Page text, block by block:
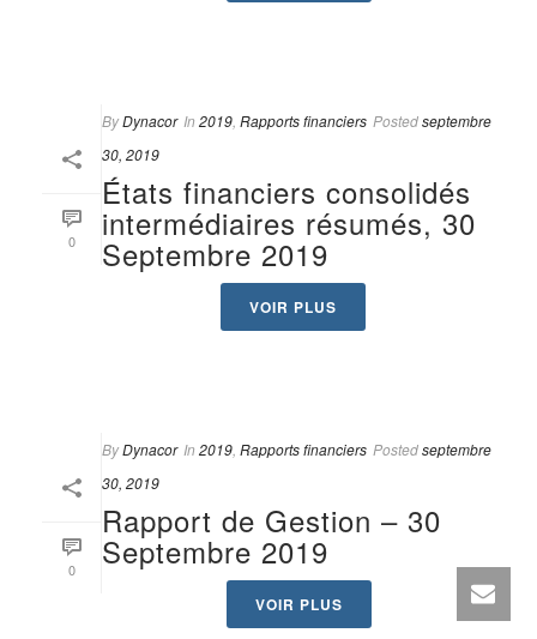
0
ByDynacor In 2019 Rapports financiers Postedseptembre
30, 2019
États financiers consolidés
intermédiaires résumés, 30
Septembre 2019
VOIR PLUS
0
ByDynacor In 2019 Rapports financiers Postedseptembre
30, 2019
Rapport de Gestion – 30
Septembre 2019
VOIR PLUS